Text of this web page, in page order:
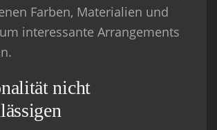
Farben, Materialien und
interessante Arrangements
nicht